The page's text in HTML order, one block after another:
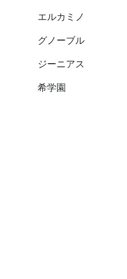
エルカミノ
グノーブル
ジーニアス
希学園